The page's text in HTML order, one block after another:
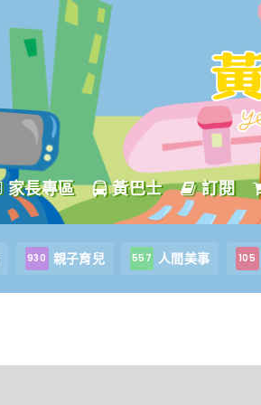
家長專區 黃巴士 訂閱
930 親子育兒 557 人間美事 105